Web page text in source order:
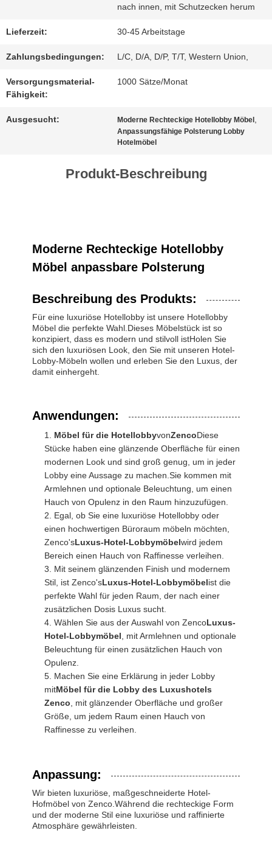
ANGEBOT
SITEMAP
DATENSCHUTZ-
BESTIMMUNGEN
nach innen, mit Schutzecken herum
Lieferzeit: 30-45 Arbeitstage
Zahlungsbedingungen: L/C, D/A, D/P, T/T, Western Union,
Versorgungsmaterial-
Fähigkeit:
1000 Sätze/Monat
Ausgesucht: Moderne Rechteckige Hotellobby Möbel
Anpassungsfähige Polsterung Lobby
Hotelmöbel
Produkt-Beschreibung
Moderne Rechteckige Hotellobby
Möbel anpassbare Polsterung
Beschreibung des Produkts:
Für eine luxuriöse Hotellobby ist unsere Hotellobby
Möbel die perfekte Wahl.Dieses Möbelstück ist so
konzipiert, dass es modern und stilvoll istHolen Sie
sich den luxuriösen Look, den Sie mit unseren Hotel-
Lobby-Möbeln wollen und erleben Sie den Luxus, der
damit einhergeht.
Anwendungen:
Möbel für die HotellobbyvonZencoDiese
Stücke haben eine glänzende Oberfläche für einen
modernen Look und sind groß genug, um in jeder
Lobby eine Aussage zu machen.Sie kommen mit
Armlehnen und optionale Beleuchtung, um einen
Hauch von Opulenz in den Raum hinzuzufügen.
Egal, ob Sie eine luxuriöse Hotellobby oder
einen hochwertigen Büroraum möbeln möchten,
Zenco'sLuxus-Hotel-Lobbymöbelwird jedem
Bereich einen Hauch von Raffinesse verleihen.
Mit seinem glänzenden Finish und modernem
Stil, ist Zenco'sLuxus-Hotel-Lobbymöbelist die
perfekte Wahl für jeden Raum, der nach einer
zusätzlichen Dosis Luxus sucht.
Wählen Sie aus der Auswahl von ZencoLuxus-
Hotel-Lobbymöbel , mit Armlehnen und optionale
Beleuchtung für einen zusätzlichen Hauch von
Opulenz.
Machen Sie eine Erklärung in jeder Lobby
mitMöbel für die Lobby des Luxushotels
Zenco , mit glänzender Oberfläche und großer
Größe, um jedem Raum einen Hauch von
Raffinesse zu verleihen.
Anpassung:
Wir bieten luxuriöse, maßgeschneiderte Hotel-
Hofmöbel von Zenco.Während die rechteckige Form
und der moderne Stil eine luxuriöse und raffinierte
Atmosphäre gewährleisten.